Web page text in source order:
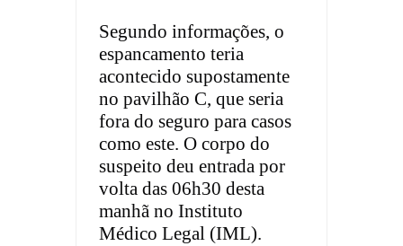
Segundo informações, o
espancamento teria
acontecido supostamente
no pavilhão C, que seria
fora do seguro para casos
como este. O corpo do
suspeito deu entrada por
volta das 06h30 desta
manhã no Instituto
Médico Legal (IML).